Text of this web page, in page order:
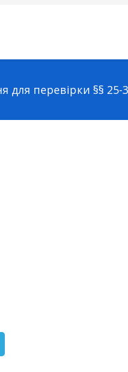
для перевірки §§ 25-